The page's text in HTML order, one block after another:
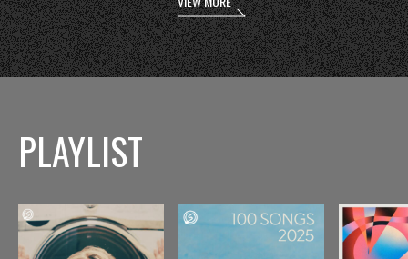
PLAYLIST